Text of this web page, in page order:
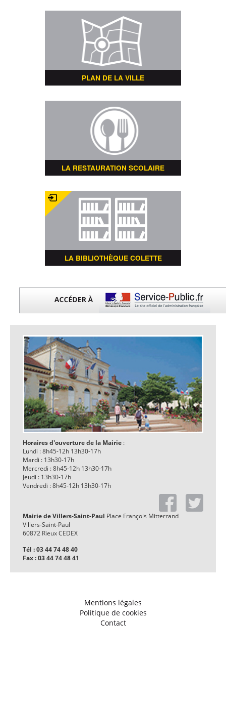
PLAN DE LA VILLE
LA RESTAURATION SCOLAIRE
LA BIBLIOTHÈQUE COLETTE
Horaires d'ouverture de la Mairie :
Lundi : 8h45-12h 13h30-17h
Mardi : 13h30-17h
Mercredi : 8h45-12h 13h30-17h
Jeudi : 13h30-17h
Vendredi : 8h45-12h 13h30-17h
Mairie de Villers-Saint-Paul Place François Mitterrand
Villers-Saint-Paul
60872 Rieux CEDEX
Tél : 03 44 74 48 40
Fax : 03 44 74 48 41
Mentions légales
Politique de cookies
Contact